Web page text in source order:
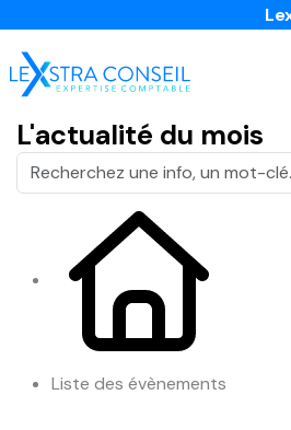
L'actualité du mois
Liste des évènements